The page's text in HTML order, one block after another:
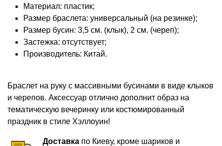
Материал: пластик;
Размер браслета: универсальный (на резинке);
Размер бусин: 3,5 см. (клык), 2 см. (череп);
Застежка: отсутствует;
Производитель: Китай.
Браслет на руку с массивными бусинами в виде клыков
и черепов. Аксессуар отлично дополнит образ на
тематическую вечеринку или костюмированный
праздник в стиле Хэллоуин!
Доставка по Киеву, кроме шариков и